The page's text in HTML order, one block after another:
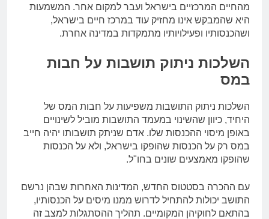
מהחיים המרכזיים בישראל ועבר למקום אחר. המשמעות
היא שהמבקש אינו מחזיק עוד במרכז חיים בישראל,
ושהכנסותיו ופעילויותיו מתמקדות במדינה אחרת.
השלכות ניתוק תושבות על חבות
במס
השלכות ניתוק התושבות משפיעות על חבות המס של
היחיד, כיוון שהשינוי במעמד התושבות מוביל לשינויים
באופן מיסוי ההכנסות שלו. אדם שניתק תושבותו יהיה חייב
במס רק על הכנסות שהופקו בישראל, ולא על הכנסות
שהופקו מאמצעים שונים בחו"ל.
עם ההכרה בסטטוס החדש, המדינות האחרות שבהן נרשם
התושב יכולות להתחיל לדרוש ממנו מיסים על הכנסותיו,
בהתאם לחוקיהן המקומיים. תהליך ההסתגלות למצב זה